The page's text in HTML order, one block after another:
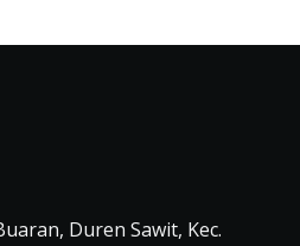
Duren Sawit, Kec.